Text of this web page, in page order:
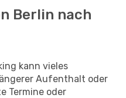
Berlin nach
kann vieles
Aufenthalt oder
Termine oder